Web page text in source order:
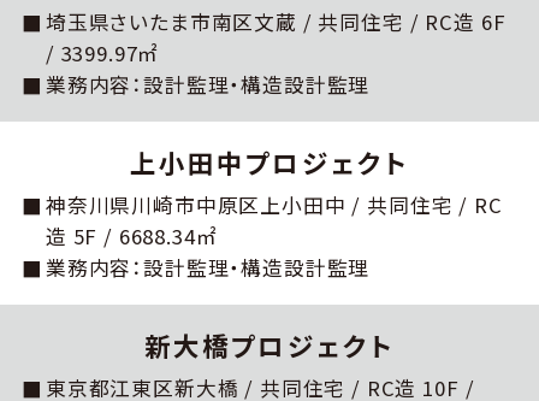
埼⽟県さいたま市南区⽂蔵 / 共同住宅 / RC造 6F
/ 3399.97㎡
業務内容：設計監理・構造設計監理
上⼩⽥中プロジェクト
神奈川県川崎市中原区上⼩⽥中 / 共同住宅 / RC
造 5F / 6688.34㎡
業務内容：設計監理・構造設計監理
新⼤橋プロジェクト
東京都江東区新⼤橋 / 共同住宅 / RC造 10F /